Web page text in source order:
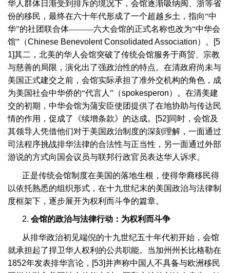
华人群体日渐受到排斥的境况下，会馆逐渐吸纳闽、浙等省
份的移民，最终在六十年代形成了一个超越乡土，指向“中
华”的社团联合体———六大会馆的正式名称也改为“中华会
馆”（Chinese Benevolent Consolidated Association）。
[5
1]其二，北美的华人会馆突破了传统会馆服务于商贸、宗教
与慈善的局限，演化出了强政治性的特点。在清政府尚未与
美国正式建交之前，会馆实际承担了准外交机构的角色，成
为美国社会中华侨的“代言人”（spokesperon）。在清美建
交的初期，中华会馆为蒲安臣使团提供了在地协助与传达民
情的作用，促成了《续增条款》的达成。
[52] 同时，会馆及
其领导人凭借他们对于美国政治制度的深刻理解，一面通过
司法程序挑战排华法律的合法性与正当性，另一面通过外部
游说的方式向国会议员与联邦行政官员表达华人诉求。
正是传统会馆制度在美国的落地生根，使得华裔移民得
以依托熟悉的组织形式，在十九世纪末的美国政治与法律制
度框架下，逐步展开为权利而斗争的篇章。
2. 会馆的政治与法律行动：为权利而斗争
从排华政治初见端倪的十九世纪五十年代初开始，会馆
就承担起了捍卫华人权利的公共职能。当加州州长比格勒在
1852年发表排华言论， [53]并声称中国人不具备与欧洲移民